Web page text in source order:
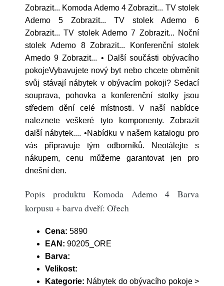
Zobrazit... Komoda Ademo 4 Zobrazit... TV stolek
Ademo 5 Zobrazit... TV stolek Ademo 6
Zobrazit... TV stolek Ademo 7 Zobrazit... Noční
stolek Ademo 8 Zobrazit... Konferenční stolek
Amedo 9 Zobrazit... • Další součásti obývacího
pokojeVybavujete nový byt nebo chcete obměnit
svůj stávají nábytek v obývacím pokoji? Sedací
souprava, pohovka a konferenční stolky jsou
středem dění celé místnosti. V naší nabídce
naleznete veškeré tyto komponenty. Zobrazit
další nábytek.... •Nabídku v našem katalogu pro
vás připravuje tým odborníků. Neotálejte s
nákupem, cenu můžeme garantovat jen pro
dnešní den.
Popis produktu Komoda Ademo 4 Barva
korpusu + barva dveří: Ořech
Cena: 5890
EAN: 90205_ORE
Barva:
Velikost:
Kategorie: Nábytek do obývacího pokoje >